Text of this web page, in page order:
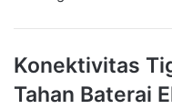
Konektivitas
Tahan Baterai